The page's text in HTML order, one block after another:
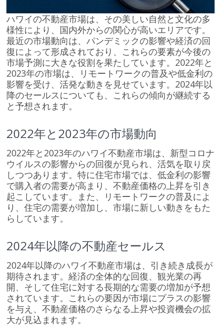
ハワイの不動産市場は、その美しい自然と文化の多
様性により、国内外からの関心が高いエリアです。
最近の市場動向は、パンデミックの影響や経済の回
復によって形成されており、これらの要素が今後の
市場予測に大きな役割を果たしています。2022年と
2023年の市場は、リモートワークの普及や低金利の
影響を受け、活発な動きを見せています。2024年以
降のセールスについても、これらの傾向が継続する
と予想されます。
2022年と2023年の市場動向
2022年と2023年のハワイ不動産市場は、新型コロナ
ウイルスの影響からの回復が見られ、活気を取り戻
しつつあります。特に住宅市場では、低金利の影響
で購入者の需要が高まり、不動産価格の上昇を引き
起こしています。また、リモートワークの普及によ
り、住宅の需要が増加し、市場に新しい動きをもた
らしています。
2024年以降の不動産セールス
2024年以降のハワイ不動産市場は、引き続き成長が
期待されます。経済の全体的な回復、観光業の再
開、そして住宅に対する長期的な需要の増加が予想
されています。これらの要因が市場にプラスの影響
を与え、不動産価格のさらなる上昇や投資機会の拡
大が見込まれます。